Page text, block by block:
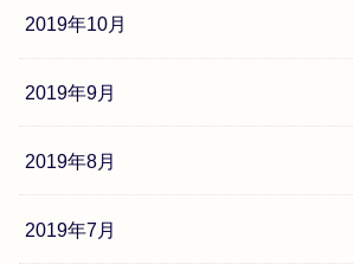
2019年10月
2019年9月
2019年8月
2019年7月